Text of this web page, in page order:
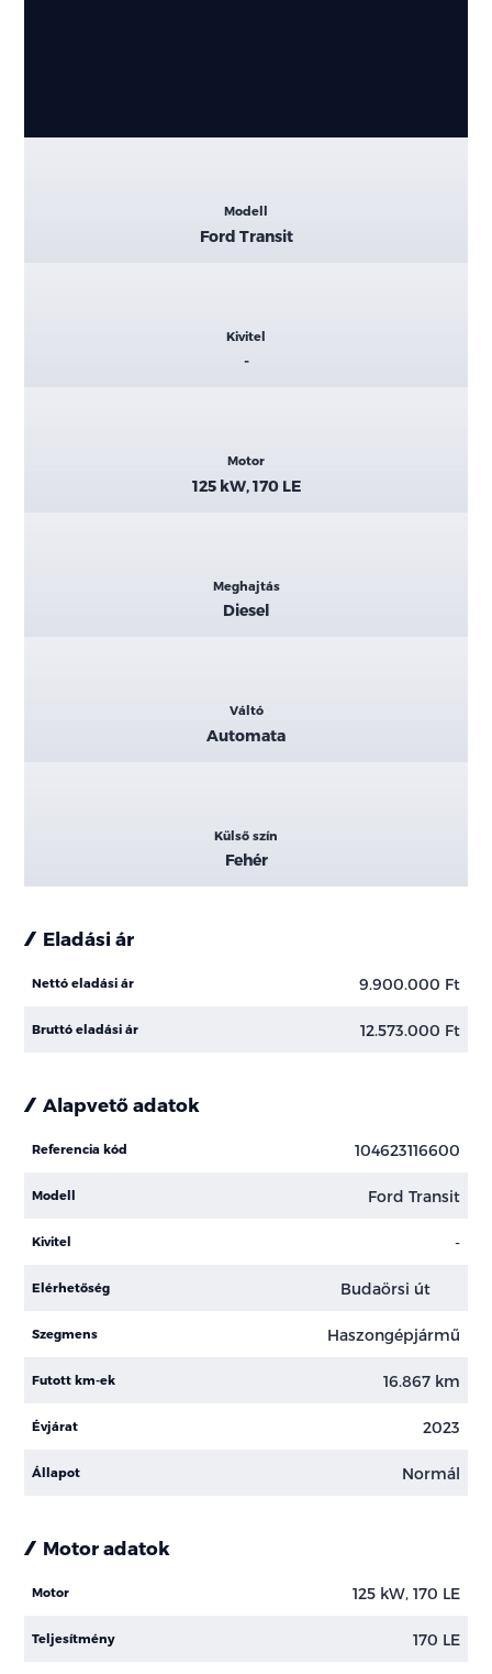
Modell
Ford Transit
Kivitel
-
Motor
125 kW, 170 LE
Meghajtás
Diesel
Váltó
Automata
Külső szín
Fehér
Eladási ár
Nettó eladási ár 9.900.000 Ft
Bruttó eladási ár 12.573.000 Ft
Alapvető adatok
Referencia kód 104623116600
Modell Ford Transit
Kivitel -
Elérhetőség Budaörsi út
Szegmens Haszongépjármű
Futott km-ek 16.867 km
Évjárat 2023
Állapot Normál
Motor adatok
Motor 125 kW, 170 LE
Teljesítmény 170 LE